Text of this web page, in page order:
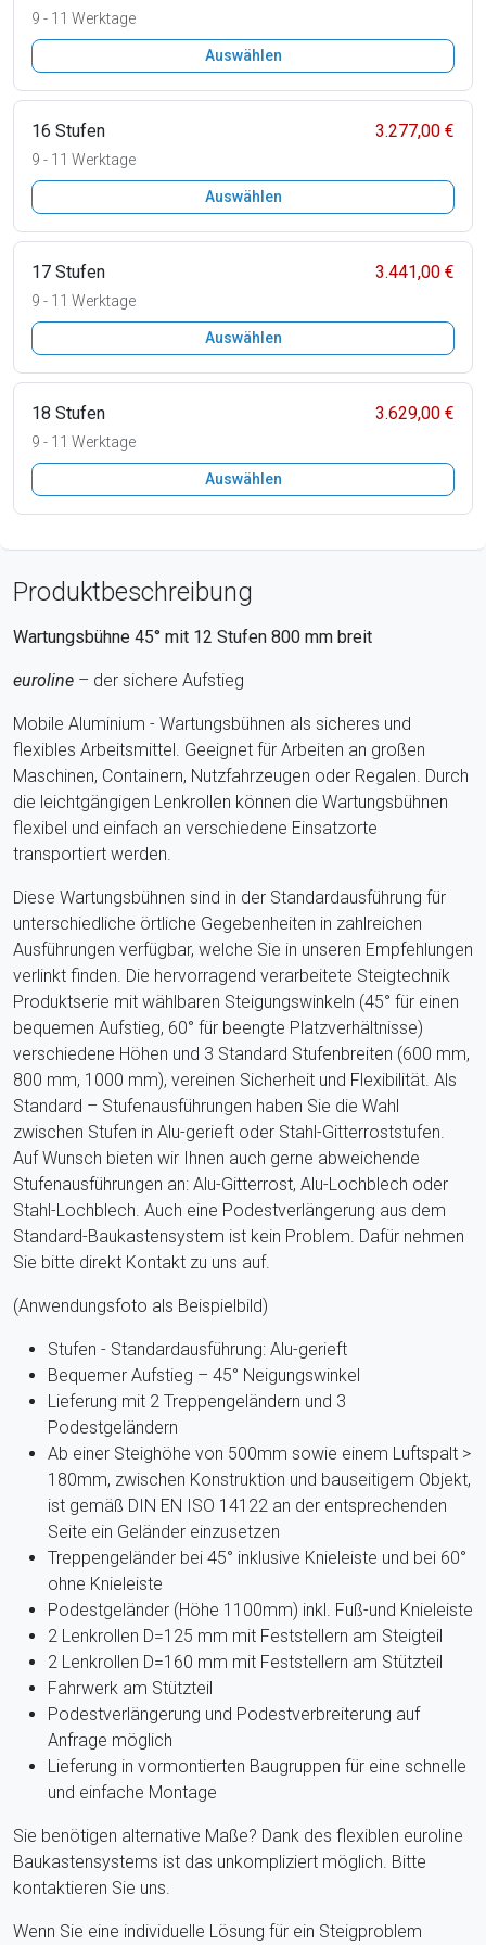
9 - 11 Werktage
Auswählen
16 Stufen 3.277,00 €
9 - 11 Werktage
Auswählen
17 Stufen 3.441,00 €
9 - 11 Werktage
Auswählen
18 Stufen 3.629,00 €
9 - 11 Werktage
Auswählen
Produktbeschreibung
Wartungsbühne 45° mit 12 Stufen 800 mm breit
euroline – der sichere Aufstieg
Mobile Aluminium - Wartungsbühnen als sicheres und
flexibles Arbeitsmittel. Geeignet für Arbeiten an großen
Maschinen, Containern, Nutzfahrzeugen oder Regalen. Durch
die leichtgängigen Lenkrollen können die Wartungsbühnen
flexibel und einfach an verschiedene Einsatzorte
transportiert werden.
Diese Wartungsbühnen sind in der Standardausführung für
unterschiedliche örtliche Gegebenheiten in zahlreichen
Ausführungen verfügbar, welche Sie in unseren Empfehlungen
verlinkt finden. Die hervorragend verarbeitete Steigtechnik
Produktserie mit wählbaren Steigungswinkeln (45° für einen
bequemen Aufstieg, 60° für beengte Platzverhältnisse)
verschiedene Höhen und 3 Standard Stufenbreiten (600 mm,
800 mm, 1000 mm), vereinen Sicherheit und Flexibilität. Als
Standard – Stufenausführungen haben Sie die Wahl
zwischen Stufen in Alu-gerieft oder Stahl-Gitterroststufen.
Auf Wunsch bieten wir Ihnen auch gerne abweichende
Stufenausführungen an: Alu-Gitterrost, Alu-Lochblech oder
Stahl-Lochblech. Auch eine Podestverlängerung aus dem
Standard-Baukastensystem ist kein Problem. Dafür nehmen
Sie bitte direkt Kontakt zu uns auf.
(Anwendungsfoto als Beispielbild)
Stufen - Standardausführung: Alu-gerieft
Bequemer Aufstieg – 45° Neigungswinkel
Lieferung mit 2 Treppengeländern und 3
Podestgeländern
Ab einer Steighöhe von 500mm sowie einem Luftspalt >
180mm, zwischen Konstruktion und bauseitigem Objekt,
ist gemäß DIN EN ISO 14122 an der entsprechenden
Seite ein Geländer einzusetzen
Treppengeländer bei 45° inklusive Knieleiste und bei 60°
ohne Knieleiste
Podestgeländer (Höhe 1100mm) inkl. Fuß-und Knieleiste
2 Lenkrollen D=125 mm mit Feststellern am Steigteil
2 Lenkrollen D=160 mm mit Feststellern am Stützteil
Fahrwerk am Stützteil
Podestverlängerung und Podestverbreiterung auf
Anfrage möglich
Lieferung in vormontierten Baugruppen für eine schnelle
und einfache Montage
Sie benötigen alternative Maße? Dank des flexiblen euroline
Baukastensystems ist das unkompliziert möglich. Bitte
kontaktieren Sie uns.
Wenn Sie eine individuelle Lösung für ein Steigproblem